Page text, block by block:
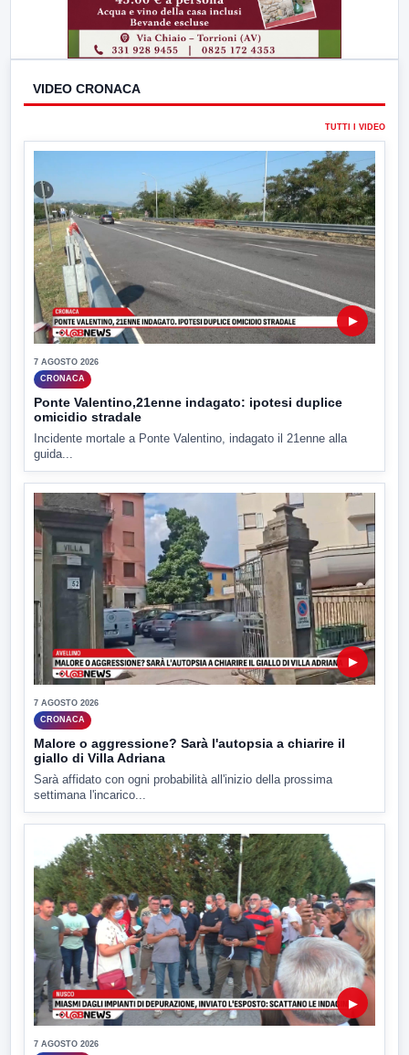
VIDEO CRONACA
TUTTI I VIDEO
▶
7 AGOSTO 2026
CRONACA
Ponte Valentino,21enne indagato: ipotesi duplice
omicidio stradale
Incidente mortale a Ponte Valentino, indagato il 21enne alla
guida...
▶
7 AGOSTO 2026
CRONACA
Malore o aggressione? Sarà l'autopsia a chiarire il
giallo di Villa Adriana
Sarà affidato con ogni probabilità all'inizio della prossima
settimana l'incarico...
▶
7 AGOSTO 2026